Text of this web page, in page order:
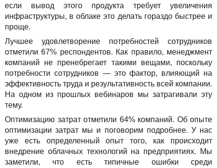
если вывод этого продукта требует увеличения
инфраструктуры, в облаке это делать гораздо быстрее и
проще.
Лучшее удовлетворение потребностей сотрудников
отметили 67% респондентов. Как правило, менеджмент
компаний не пренебрегает такими вещами, поскольку
потребности сотрудников — это фактор, влияющий на
эффективность труда и результативность всей компании.
На одном из прошлых вебинаров мы затрагивали эту
тему.
Оптимизацию затрат отметили 64% компаний. Об опыте
оптимизации затрат мы и поговорим подробнее. У нас
уже есть определенный опыт того, как происходит
внедрение облачных технологий на предприятиях. Мы
заметили, что есть типичные ошибки среди